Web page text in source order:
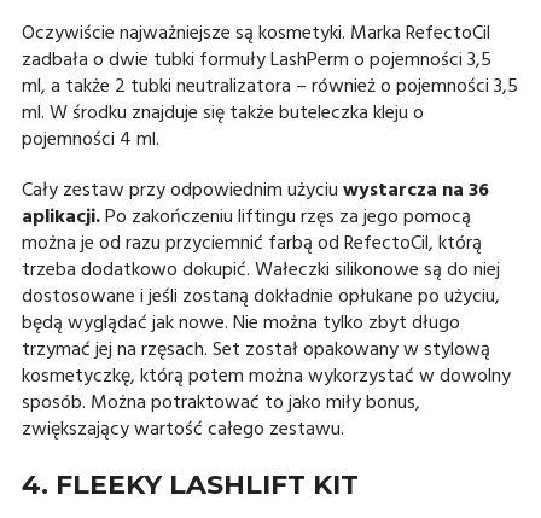
Oczywiście najważniejsze są kosmetyki. Marka RefectoCil
zadbała o dwie tubki formuły LashPerm o pojemności 3,5
ml, a także 2 tubki neutralizatora – również o pojemności 3,5
ml. W środku znajduje się także buteleczka kleju o
pojemności 4 ml.
Cały zestaw przy odpowiednim użyciuwystarcza na 36
aplikacji.Po zakończeniu liftingu rzęs za jego pomocą
można je od razu przyciemnić farbą od RefectoCil, którą
trzeba dodatkowo dokupić. Wałeczki silikonowe są do niej
dostosowane i jeśli zostaną dokładnie opłukane po użyciu,
będą wyglądać jak nowe. Nie można tylko zbyt długo
trzymać jej na rzęsach. Set został opakowany w stylową
kosmetyczkę, którą potem można wykorzystać w dowolny
sposób. Można potraktować to jako miły bonus,
zwiększający wartość całego zestawu.
4. FLEEKY LASHLIFT KIT